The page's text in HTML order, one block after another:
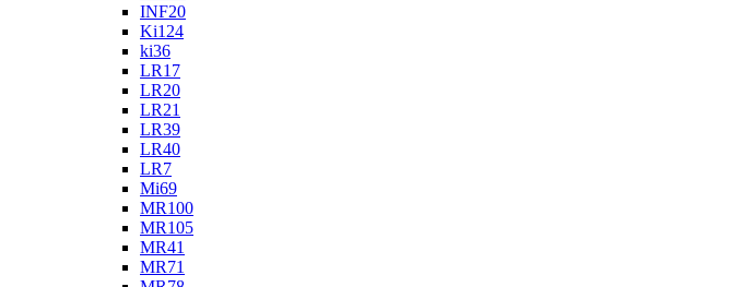
INF20
Ki124
ki36
LR17
LR20
LR21
LR39
LR40
LR7
Mi69
MR100
MR105
MR41
MR71